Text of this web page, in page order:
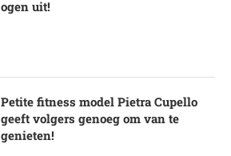
ogen uit!
Petite fitness model Pietra Cupello
geeft volgers genoeg om van te
genieten!